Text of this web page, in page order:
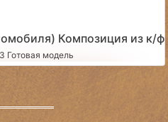
Композиция из к/ф
Готовая модель